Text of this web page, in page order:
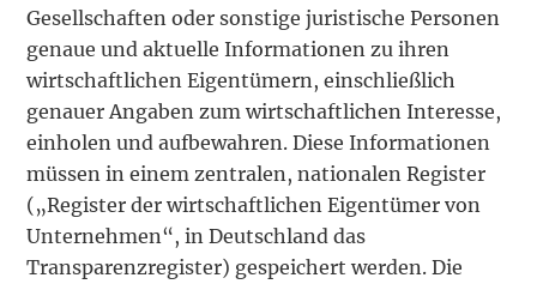
Gesellschaften oder sonstige juristische Personen
genaue und aktuelle Informationen zu ihren
wirtschaftlichen Eigentümern, einschließlich
genauer Angaben zum wirtschaftlichen Interesse,
einholen und aufbewahren. Diese Informationen
müssen in einem zentralen, nationalen Register
(„Register der wirtschaftlichen Eigentümer von
Unternehmen“, in Deutschland das
Transparenzregister) gespeichert werden. Die